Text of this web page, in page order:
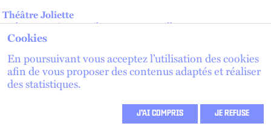
Théâtre Joliette
2 place Henri Verneuil - 13002 Marseille
Théâtre de Lenche — Maison des artistes
2 place de Lenche - 13002 Marseille
lien externe
lien externe
lien externe
Cookies
En poursuivant vous acceptez l’utilisation des cookies
afin de vous proposer des contenus adaptés et réaliser
des statistiques.
J’AI COMPRIS JE REFUSE